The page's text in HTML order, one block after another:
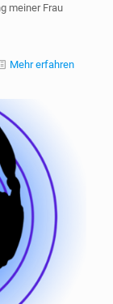
meiner Frau
Mehr erfahren